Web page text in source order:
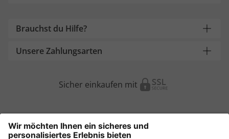
Brauchst du Hilfe?
Unsere Zahlungsarten
Sicher einkaufen mit
Weitere Onlineshops